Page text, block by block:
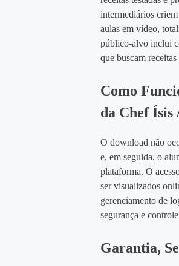
intermediários
aulas em vídeo,
público‑alvo inclui
que buscam
Como
da Chef Ísis
O download não
e, em seguida, o
plataforma. O
ser visualizados
gerenciamento de
segurança e
Garantia,